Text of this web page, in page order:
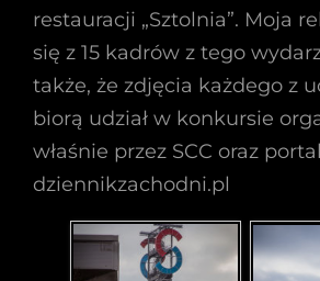
restauracji „Sztolnia”. Moja
się z 15 kadrów z tego
także, że zdjęcia każdego z
biorą udział w konkursie
właśnie przez SCC oraz portal
dziennikzachodni.pl